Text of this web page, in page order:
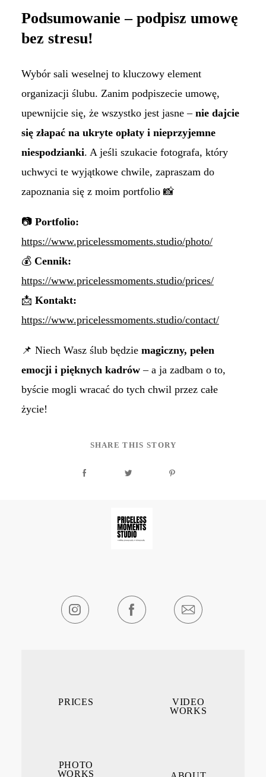
Podsumowanie – podpisz umowę
bez stresu!
Wybór sali weselnej to kluczowy element
organizacji ślubu. Zanim podpiszecie umowę,
upewnijcie się, że wszystko jest jasne – nie dajcie
się złapać na ukryte opłaty i nieprzyjemne
niespodzianki. A jeśli szukacie fotografa, który
uchwyci te wyjątkowe chwile, zapraszam do
zapoznania się z moim portfolio 📸
📷 Portfolio:
https://www.pricelessmoments.studio/photo/
💰 Cennik:
https://www.pricelessmoments.studio/prices/
📩 Kontakt:
https://www.pricelessmoments.studio/contact/
📌 Niech Wasz ślub będzie magiczny, pełen
emocji i pięknych kadrów– a ja zadbam o to,
byście mogli wracać do tych chwil przez całe
życie!
SHARE THIS STORY
VIDEO
WORKS
PRICES
PHOTO
WORKS